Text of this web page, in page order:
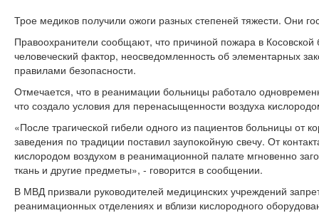
Трое медиков получили ожоги разных степеней тяжести. Они
Правоохранители сообщают, что причиной пожара в
человеческий фактор, неосведомленность об элементарных
правилами безопасности.
Отмечается, что в реанимации больницы работало
что создало условия для перенасыщенности воздуха
«После трагической гибели одного из пациентов больницы от
заведения по традиции поставил заупокойную свечу. От
кислородом воздухом в реанимационной палате мгновенно
ткань и другие предметы», - говорится в сообщении.
В МВД призвали руководителей медицинских учреждений
реанимационных отделениях и вблизи кислородного